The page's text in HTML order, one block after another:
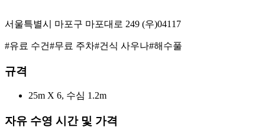
서울특별시 마포구 마포대로 249 (우)04117
#유료 수건#무료 주차#건식 사우나#해수풀
규격
25m X 6, 수심 1.2m
자유 수영 시간 및 가격